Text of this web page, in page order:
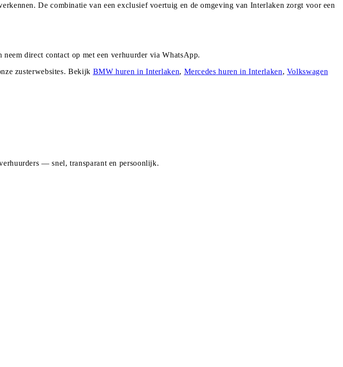
De combinatie van een exclusief voertuig en de omgeving van Interlaken zorgt voor een
direct contact op met een verhuurder via WhatsApp.
zusterwebsites. Bekijk BMW huren in Interlaken, Mercedes huren inInterlaken, Volkswagen
— snel, transparant en persoonlijk.